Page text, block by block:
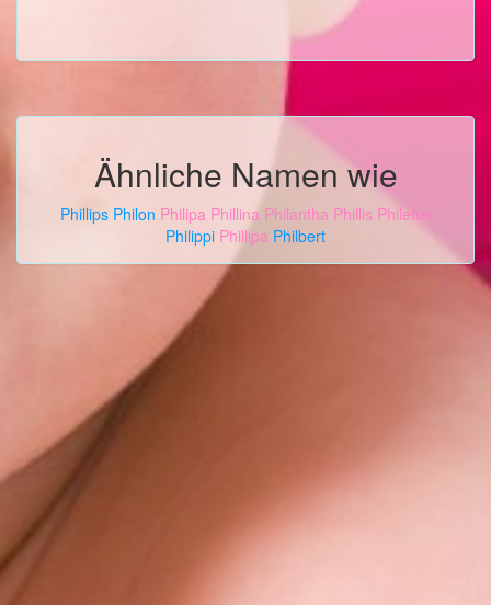
Ähnliche Namen wie
Phillips Philon Philipa Phillina Philantha Phillis Philetus
Philippi Phillipa Philbert